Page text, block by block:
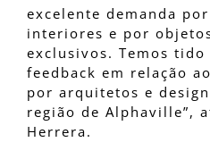
excelente demanda
interiores e por
exclusivos. Temos tido
feedback em relação
por arquitetos e
região de Alphaville”,
Herrera.